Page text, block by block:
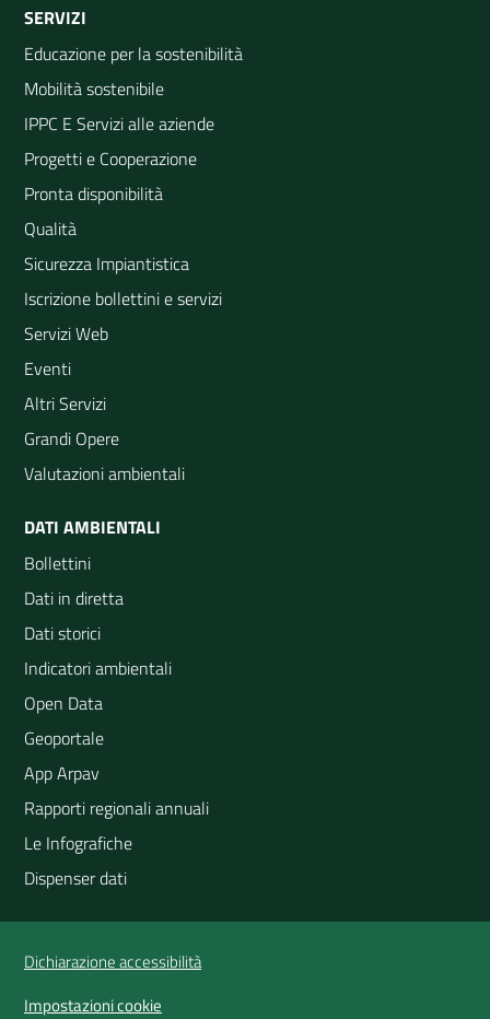
SERVIZI
Educazione per la sostenibilità
Mobilità sostenibile
IPPC E Servizi alle aziende
Progetti e Cooperazione
Pronta disponibilità
Qualità
Sicurezza Impiantistica
Iscrizione bollettini e servizi
Servizi Web
Eventi
Altri Servizi
Grandi Opere
Valutazioni ambientali
DATI AMBIENTALI
Bollettini
Dati in diretta
Dati storici
Indicatori ambientali
Open Data
Geoportale
App Arpav
Rapporti regionali annuali
Le Infografiche
Dispenser dati
Dichiarazione accessibilità
Impostazioni cookie